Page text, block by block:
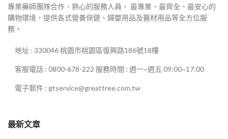
專業藥師團隊合作、熱心的服務人員、 最專業、最齊全、最安心的
購物環境，提供各式營養保健、婦嬰用品及醫材用品等全方位服
務。
地址 : 330046 桃園市桃園區復興路186號18樓
客服電話 : 0800-678-222 服務時間 : 週一~週五 09:00~17:00
電子郵件 : gtservice@greattree.com.tw
最新文章